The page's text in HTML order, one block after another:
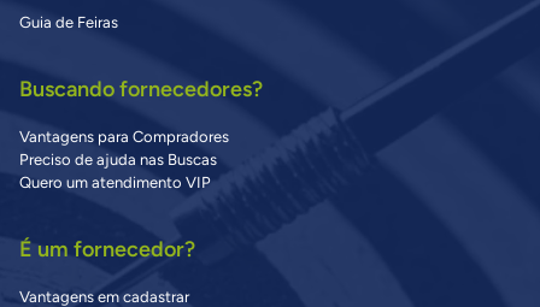
Guia de Feiras
Buscando fornecedores?
Vantagens para Compradores
Preciso de ajuda nas Buscas
Quero um atendimento VIP
É um fornecedor?
Vantagens em cadastrar